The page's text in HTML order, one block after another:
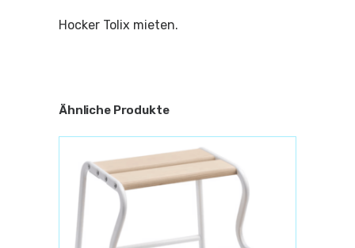
Hocker Tolix mieten.
Ähnliche Produkte